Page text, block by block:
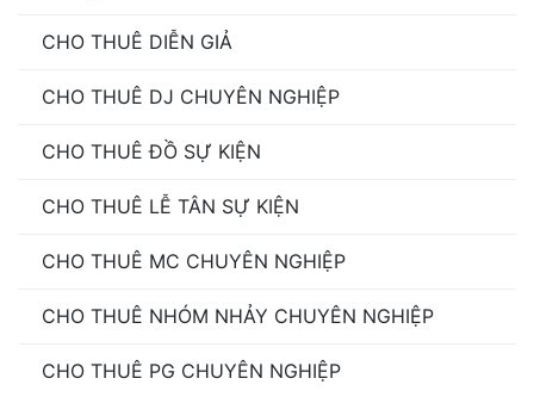
CHO THUÊ DIỄN GIẢ
CHO THUÊ DJ CHUYÊN NGHIỆP
CHO THUÊ ĐỒ SỰ KIỆN
CHO THUÊ LỄ TÂN SỰ KIỆN
CHO THUÊ MC CHUYÊN NGHIỆP
CHO THUÊ NHÓM NHẢY CHUYÊN NGHIỆP
CHO THUÊ PG CHUYÊN NGHIỆP